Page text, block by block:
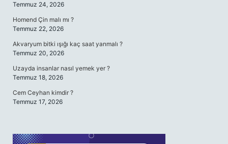
Temmuz 24, 2026
Homend Çin malı mı ?
Temmuz 22, 2026
Akvaryum bitki ışığı kaç saat yanmalı ?
Temmuz 20, 2026
Uzayda insanlar nasıl yemek yer ?
Temmuz 18, 2026
Cem Ceyhan kimdir ?
Temmuz 17, 2026